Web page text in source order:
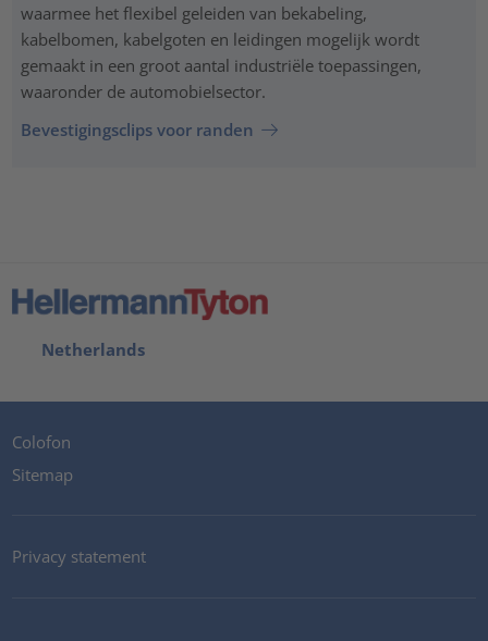
waarmee het flexibel geleiden van bekabeling,
kabelbomen, kabelgoten en leidingen mogelijk wordt
gemaakt in een groot aantal industriële toepassingen,
waaronder de automobielsector.
Bevestigingsclips voor randen
Netherlands
Colofon
Sitemap
Privacy statement